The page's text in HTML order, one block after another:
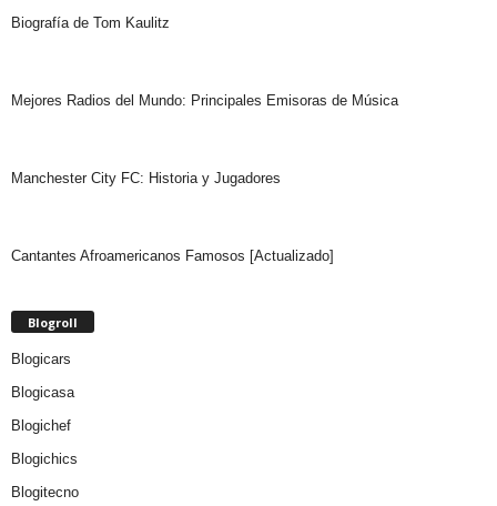
Biografía de Tom Kaulitz
Mejores Radios del Mundo: Principales Emisoras de Música
Manchester City FC: Historia y Jugadores
Cantantes Afroamericanos Famosos [Actualizado]
Blogroll
Blogicars
Blogicasa
Blogichef
Blogichics
Blogitecno